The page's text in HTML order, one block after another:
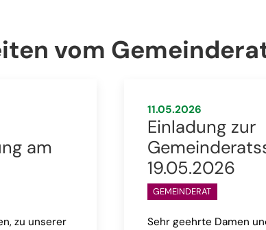
vom
am
zu unserer
11.05.2026
Einladung zur
19.05.2026
GEMEINDERAT
Sehr geehrte Damen